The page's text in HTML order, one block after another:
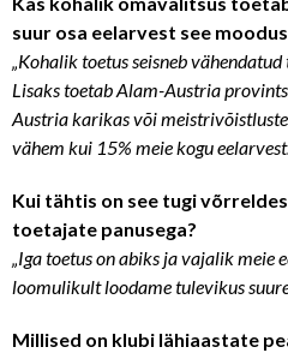
suur osa eelarvest see
„Kohalik toetus seisneb
Lisaks toetab Alam-Austria
Austria karikas või
vähem kui 15% meie kogu
Kui tähtis on see tugi
toetajate panusega?
„Iga toetus on abiks ja vajalik meie
loomulikult loodame tulevikus
Millised on klubi lähiaastate